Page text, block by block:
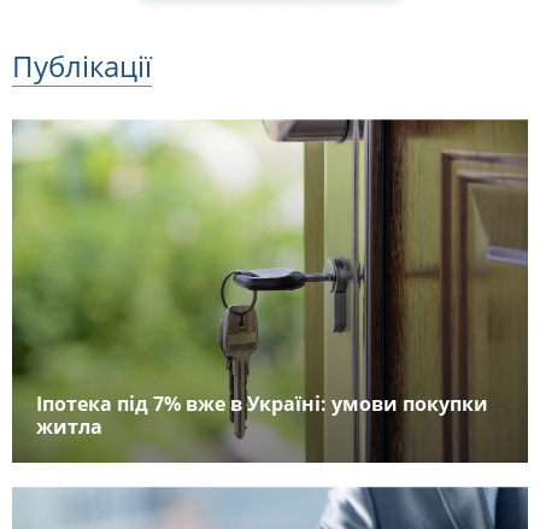
Публікації
Іпотека під 7% вже в Україні: умови покупки
житла